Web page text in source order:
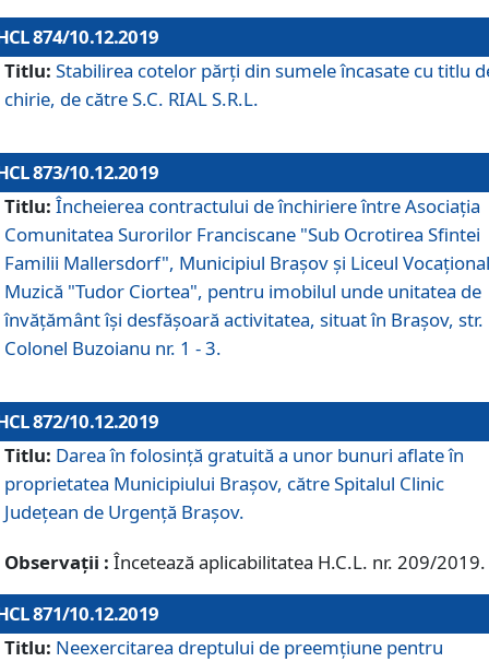
874/10.12.2019
Titlu: Stabilirea cotelor părți din sumele încasate cu titlu
chirie, de către S.C. RIAL S.R.L.
873/10.12.2019
Titlu: Încheierea contractului de închiriere între Asociația
Comunitatea Surorilor Franciscane "Sub Ocrotirea Sfintei
Familii Mallersdorf", Municipiul Braşov şi Liceul
Muzică "Tudor Ciortea", pentru imobilul unde unitatea de
învățământ îşi desfăşoară activitatea, situat în Braşov, str.
Colonel Buzoianu nr. 1 - 3.
872/10.12.2019
Titlu: Darea în folosinţă gratuită a unor bunuri aflate în
proprietatea Municipiului Braşov, către Spitalul Clinic
Judeţean de Urgenţă Braşov.
Observații : Încetează aplicabilitatea H.C.L. nr. 209/2019.
871/10.12.2019
Titlu: Neexercitarea dreptului de preemţiune pentru